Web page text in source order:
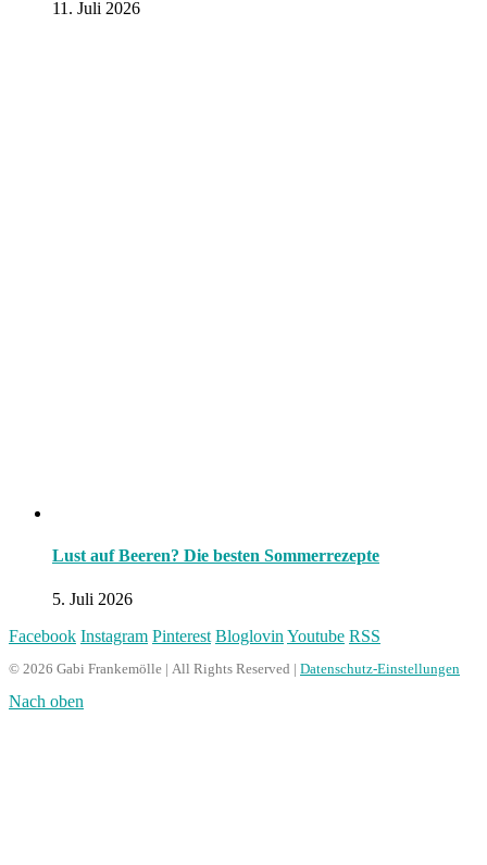
11. Juli 2026
Lust auf Beeren? Die besten Sommerrezepte
5. Juli 2026
Facebook Instagram Pinterest Bloglovin Youtube RSS
© 2026 Gabi Frankemölle | All Rights Reserved | Datenschutz-Einstellungen
Nach oben